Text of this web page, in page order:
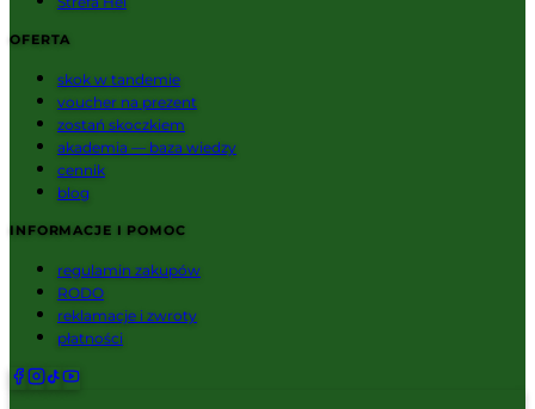
OFERTA
skok w tandemie
voucher na prezent
zostań skoczkiem
akademia — baza wiedzy
cennik
blog
INFORMACJE I POMOC
regulamin zakupów
RODO
reklamacje i zwroty
płatności